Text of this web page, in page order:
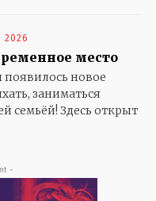
2026
место
появилось новое
заниматься
семьёй! Здесь открыт
-